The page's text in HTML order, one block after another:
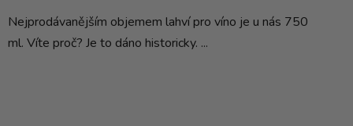
Nejprodávanějším objemem lahví pro víno je u nás 750
ml. Víte proč? Je to dáno historicky. ...